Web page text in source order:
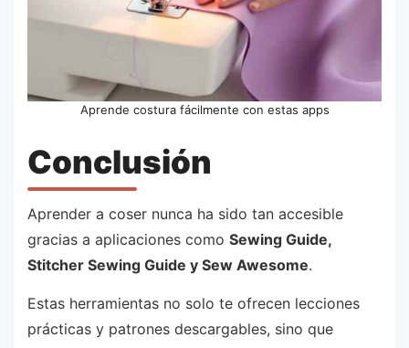
Aprende costura fácilmente con estas apps
Conclusión
Aprender a coser nunca ha sido tan accesible
gracias a aplicaciones como Sewing Guide,
Stitcher Sewing Guide y Sew Awesome.
Estas herramientas no solo te ofrecen lecciones
prácticas y patrones descargables, sino que